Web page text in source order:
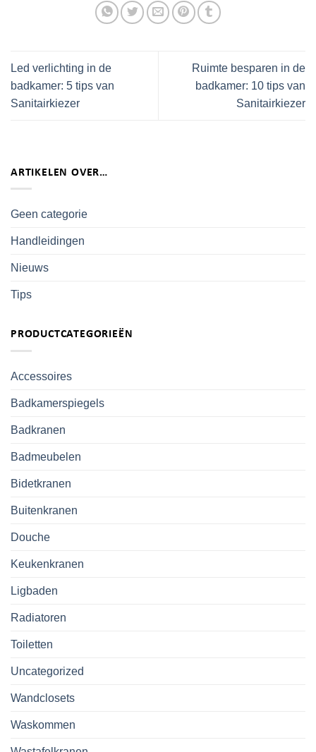
Led verlichting in de
badkamer: 5 tips van
Sanitairkiezer
Ruimte besparen in de
badkamer: 10 tips van
Sanitairkiezer
ARTIKELEN OVER…
Geen categorie
Handleidingen
Nieuws
Tips
PRODUCTCATEGORIEËN
Accessoires
Badkamerspiegels
Badkranen
Badmeubelen
Bidetkranen
Buitenkranen
Douche
Keukenkranen
Ligbaden
Radiatoren
Toiletten
Uncategorized
Wandclosets
Waskommen